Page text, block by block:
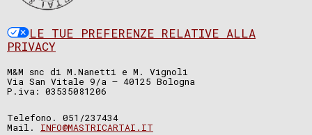
LE TUE PREFERENZE RELATIVE ALLA
PRIVACY
M&M snc di M.Nanetti e M. Vignoli
Via San Vitale 9/a – 40125 Bologna
P.iva: 03535081206
Telefono. 051/237434
Mail. INFO@MASTRICARTAI.IT